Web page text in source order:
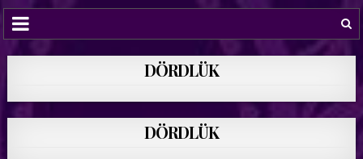
DÖRDLÜK
DÖRDLÜK